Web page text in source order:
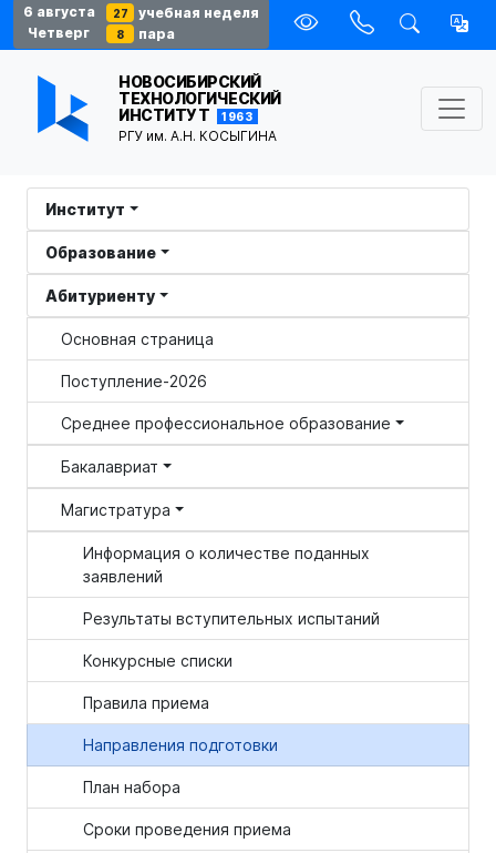
6 августа 27
учебная неделя
Четверг
8 пара
НОВОСИБИРСКИЙ
ТЕХНОЛОГИЧЕСКИЙ
ИНСТИТУТ
1963
РГУ им. А.Н. КОСЫГИНА
Институт
Образование
Абитуриенту
Основная страница
Поступление-2026
Среднее профессиональное образование
Бакалавриат
Магистратура
Информация о количестве поданных
заявлений
Результаты вступительных испытаний
Конкурсные списки
Правила приема
Направления подготовки
План набора
Сроки проведения приема